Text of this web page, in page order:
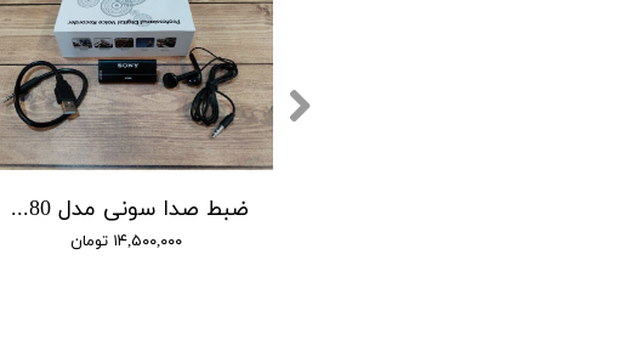
ضبط صدا سونی مدل 9980 / 4 روز شارژ / 16 گیگابایت / سنسور صدا
۱۴,۵۰۰,۰۰۰ تومان